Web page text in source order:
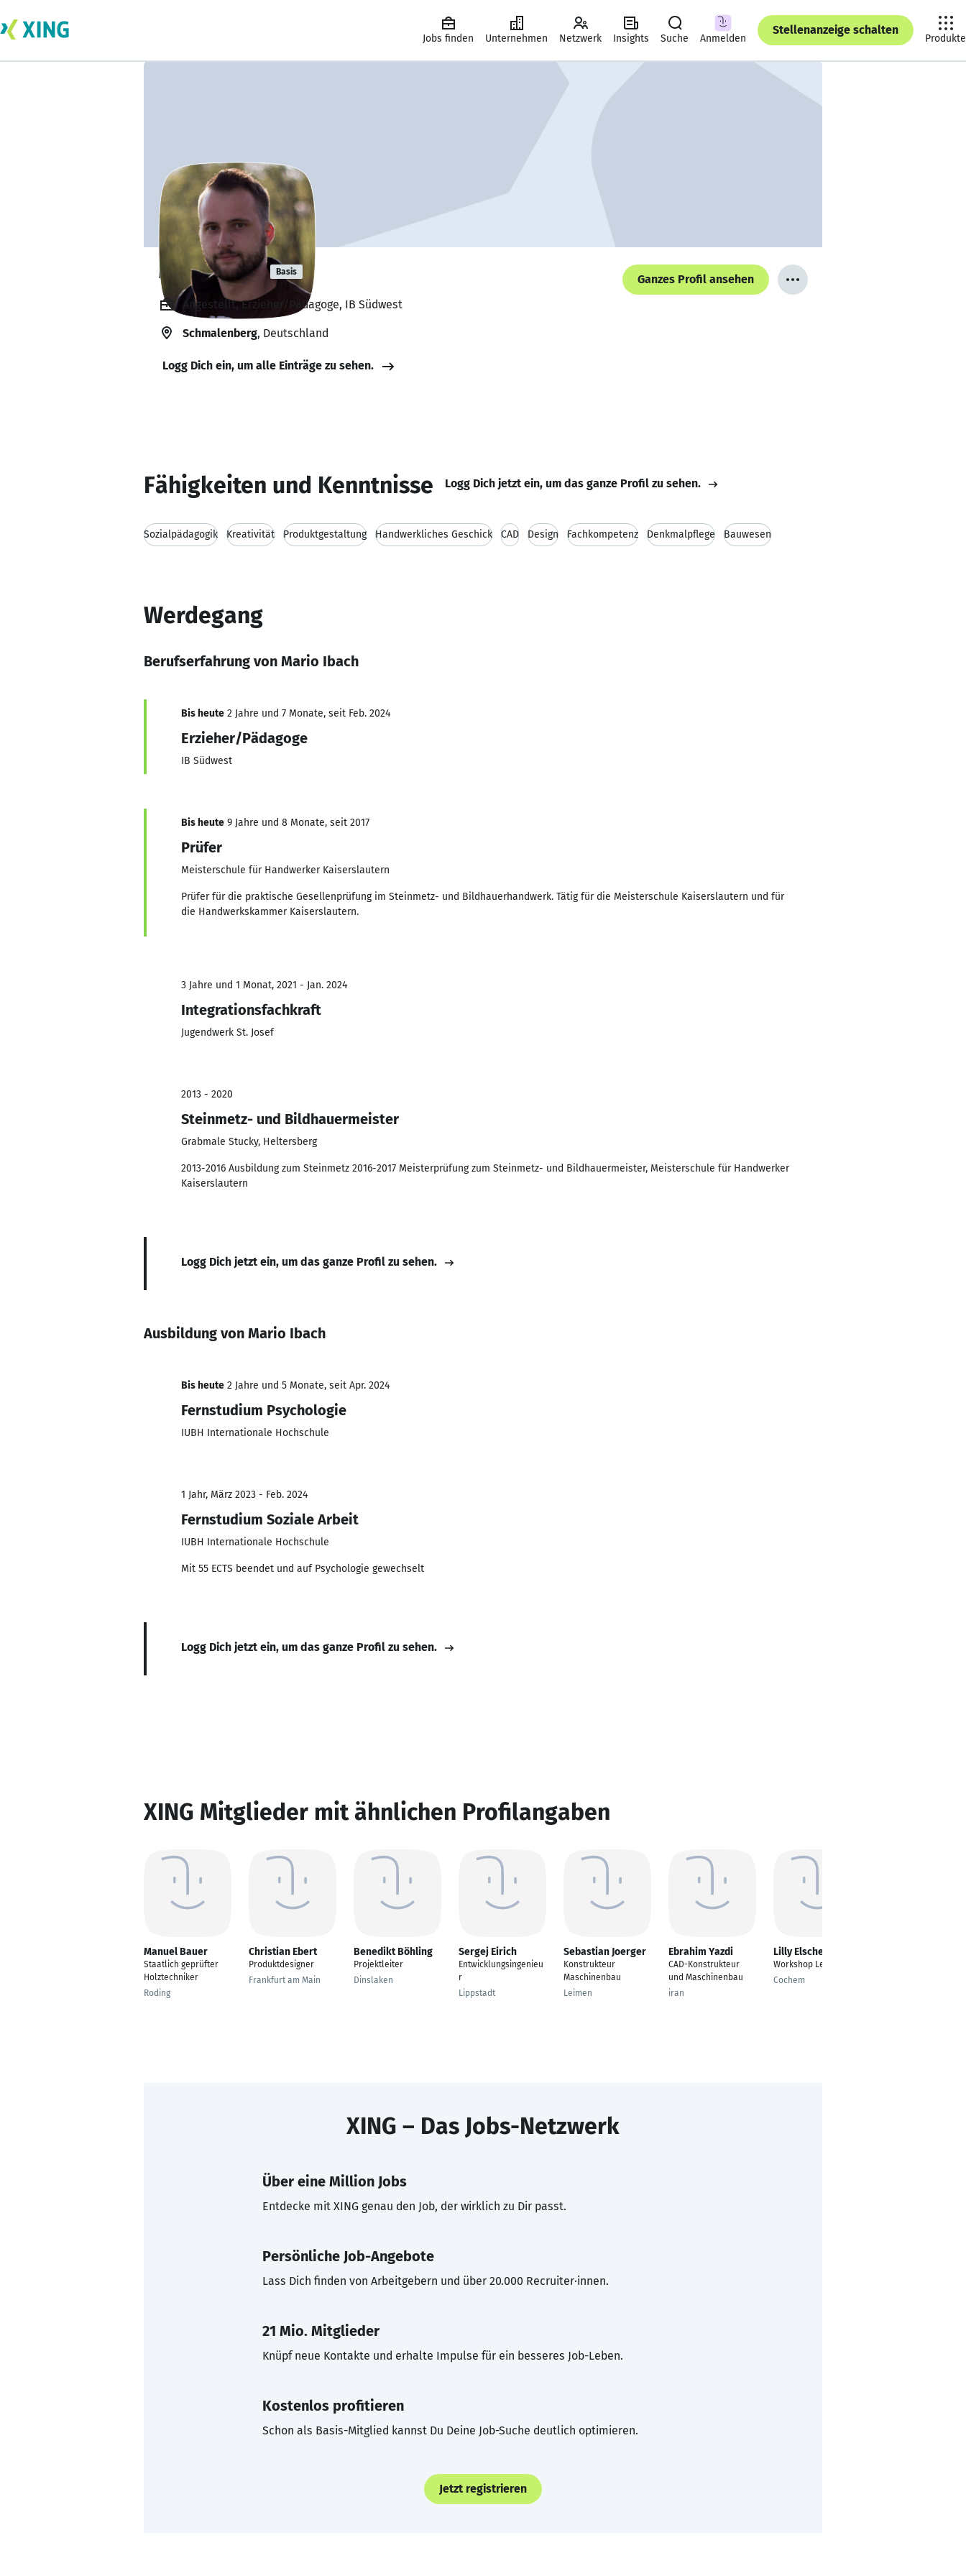
Jobs finden Unternehmen Netzwerk Insights Suche Anmelden
Stellenanzeige schalten
Produkte
Mario Ibach Basis
Ganzes Profil ansehen
Angestellt, Erzieher/Pädagoge, IB Südwest
Schmalenberg, Deutschland
Logg Dich ein, um alle Einträge zu sehen.
Fähigkeiten und Kenntnisse Logg Dich jetzt ein, um das ganze Profil zu sehen.
Sozialpädagogik Kreativität Produktgestaltung Handwerkliches Geschick CAD Design Fachkompetenz Denkmalpflege Bauwesen
Werdegang
Berufserfahrung von Mario Ibach
Bis heute 2 Jahre und 7 Monate, seit Feb. 2024
Erzieher/Pädagoge
IB Südwest
Bis heute 9 Jahre und 8 Monate, seit 2017
Prüfer
Meisterschule für Handwerker Kaiserslautern
Prüfer für die praktische Gesellenprüfung im Steinmetz- und Bildhauerhandwerk. Tätig für die Meisterschule Kaiserslautern und für
die Handwerkskammer Kaiserslautern.
3 Jahre und 1 Monat, 2021 - Jan. 2024
Integrationsfachkraft
Jugendwerk St. Josef
2013 - 2020
Steinmetz- und Bildhauermeister
Grabmale Stucky, Heltersberg
2013-2016 Ausbildung zum Steinmetz 2016-2017 Meisterprüfung zum Steinmetz- und Bildhauermeister, Meisterschule für Handwerker
Kaiserslautern
Logg Dich jetzt ein, um das ganze Profil zu sehen.
Ausbildung von Mario Ibach
Bis heute 2 Jahre und 5 Monate, seit Apr. 2024
Fernstudium Psychologie
IUBH Internationale Hochschule
1 Jahr, März 2023 - Feb. 2024
Fernstudium Soziale Arbeit
IUBH Internationale Hochschule
Mit 55 ECTS beendet und auf Psychologie gewechselt
Logg Dich jetzt ein, um das ganze Profil zu sehen.
XING Mitglieder mit ähnlichen Profilangaben
Manuel Bauer
Staatlich geprüfter
Holztechniker
Roding
Christian Ebert
Produktdesigner
Frankfurt am Main
Benedikt Böhling
Projektleiter
Dinslaken
Sergej Eirich
Entwicklungsingenieu
r
Lippstadt
Sebastian Joerger
Konstrukteur
Maschinenbau
Leimen
Ebrahim Yazdi
CAD-Konstrukteur
und Maschinenbau
iran
Lilly Elscheid
Workshop Leitung
Cochem
XING – Das Jobs-Netzwerk
Über eine Million Jobs
Entdecke mit XING genau den Job, der wirklich zu Dir passt.
Persönliche Job-Angebote
Lass Dich finden von Arbeitgebern und über 20.000 Recruiter·innen.
21 Mio. Mitglieder
Knüpf neue Kontakte und erhalte Impulse für ein besseres Job-Leben.
Kostenlos profitieren
Schon als Basis-Mitglied kannst Du Deine Job-Suche deutlich optimieren.
Jetzt registrieren